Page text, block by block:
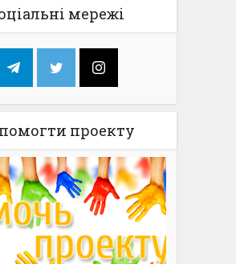
мережі
проекту